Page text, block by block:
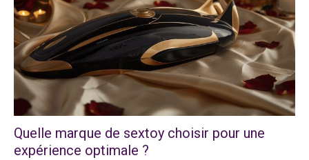
Quelle marque de sextoy choisir pour une
expérience optimale ?